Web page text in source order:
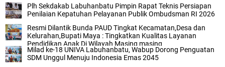
Plh Sekdakab Labuhanbatu Pimpin Rapat Teknis Persiapan
Penilaian Kepatuhan Pelayanan Publik Ombudsman RI 2026
Resmi Dilantik Bunda PAUD Tingkat Kecamatan,Desa dan
Kelurahan,Bupati Maya : Tingkatkan Kualitas Layanan
Pendidikan Anak Di Wilayah Masing masing
Milad ke-18 UNIVA Labuhanbatu, Wabup Dorong Penguatan
SDM Unggul Menuju Indonesia Emas 2045